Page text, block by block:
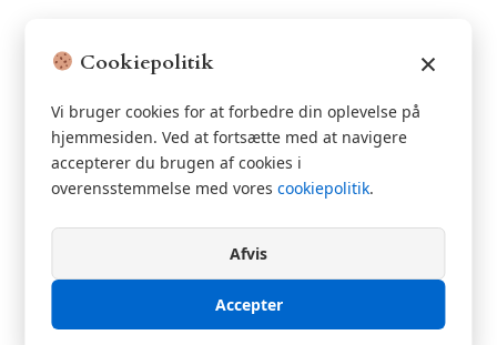
Cookiepolitik ×
Vi bruger cookies for at forbedre din oplevelse på
hjemmesiden. Ved at fortsætte med at navigere
accepterer du brugen af cookies i
overensstemmelse med vorescookiepolitik.
Afvis
Accepter